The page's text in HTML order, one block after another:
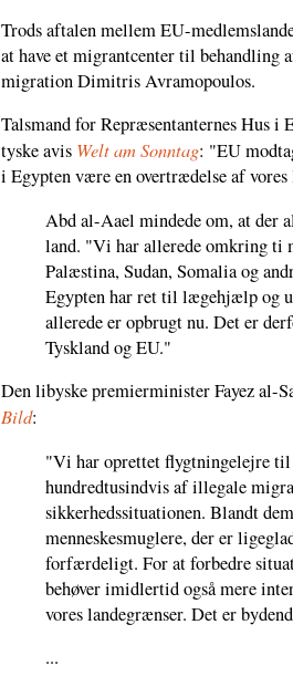
Trods aftalen mellem EU-
at have et migrantcenter til behandling
migration Dimitris Avramopoulos.
Talsmand for Repræsentanternes Hus
tyske avis Welt am Sonntag: "EU
i Egypten være en overtrædelse af
Abd al-Aael mindede om, at der
land. "Vi har allerede omkring ti
Palæstina, Sudan, Somalia og
Egypten har ret til lægehjælp og
allerede er opbrugt nu. Det er
Tyskland og EU."
Den libyske premierminister Fayez al-
Bild:
"Vi har oprettet flygtningelejre til
hundredtusindvis af illegale
sikkerhedssituationen. Blandt
menneskesmuglere, der er
forfærdeligt. For at forbedre
behøver imidlertid også mere
vores landegrænser. Det er
...